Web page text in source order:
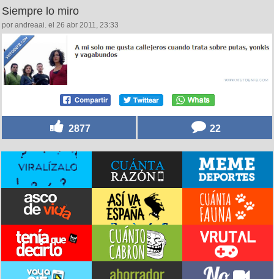
Siempre lo miro
por andreaai. el 26 abr 2011, 23:33
2877 22